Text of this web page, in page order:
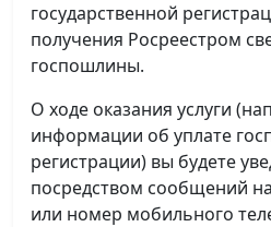
государственной
получения Росреестром
госпошлины.
О ходе оказания услуги
информации об уплате
регистрации) вы будете
посредством сообщений
или номер мобильного